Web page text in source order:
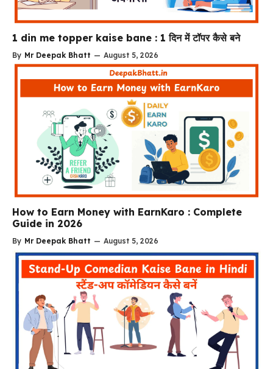
1 din me topper kaise bane : 1 दिन में टॉपर कैसे बने
By Mr Deepak Bhatt — August 5, 2026
How to Earn Money with EarnKaro : Complete
Guide in 2026
By Mr Deepak Bhatt — August 5, 2026